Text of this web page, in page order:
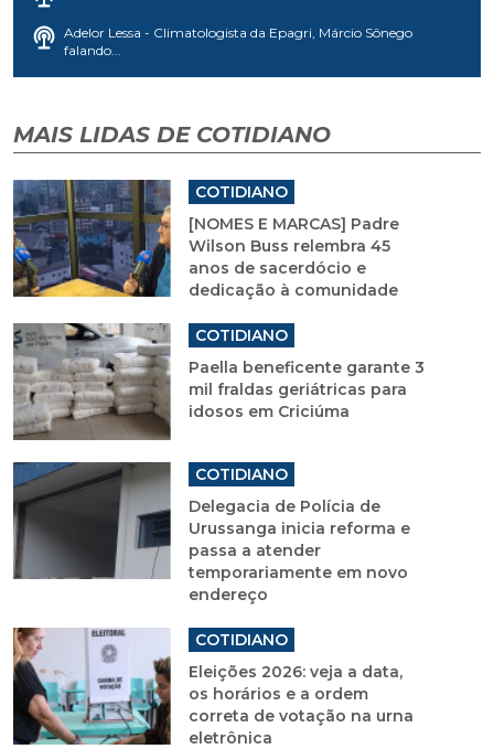
Adelor Lessa - Climatologista da Epagri, Márcio Sônego
falando...
MAIS LIDAS DE COTIDIANO
COTIDIANO
[NOMES E MARCAS] Padre
Wilson Buss relembra 45
anos de sacerdócio e
dedicação à comunidade
COTIDIANO
Paella beneficente garante 3
mil fraldas geriátricas para
idosos em Criciúma
COTIDIANO
Delegacia de Polícia de
Urussanga inicia reforma e
passa a atender
temporariamente em novo
endereço
COTIDIANO
Eleições 2026: veja a data,
os horários e a ordem
correta de votação na urna
eletrônica